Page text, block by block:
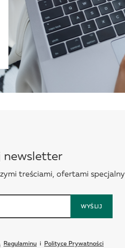
newsletter
treściami, ofertami
WYŚLIJ
Regulaminu i Polityce Prywatności